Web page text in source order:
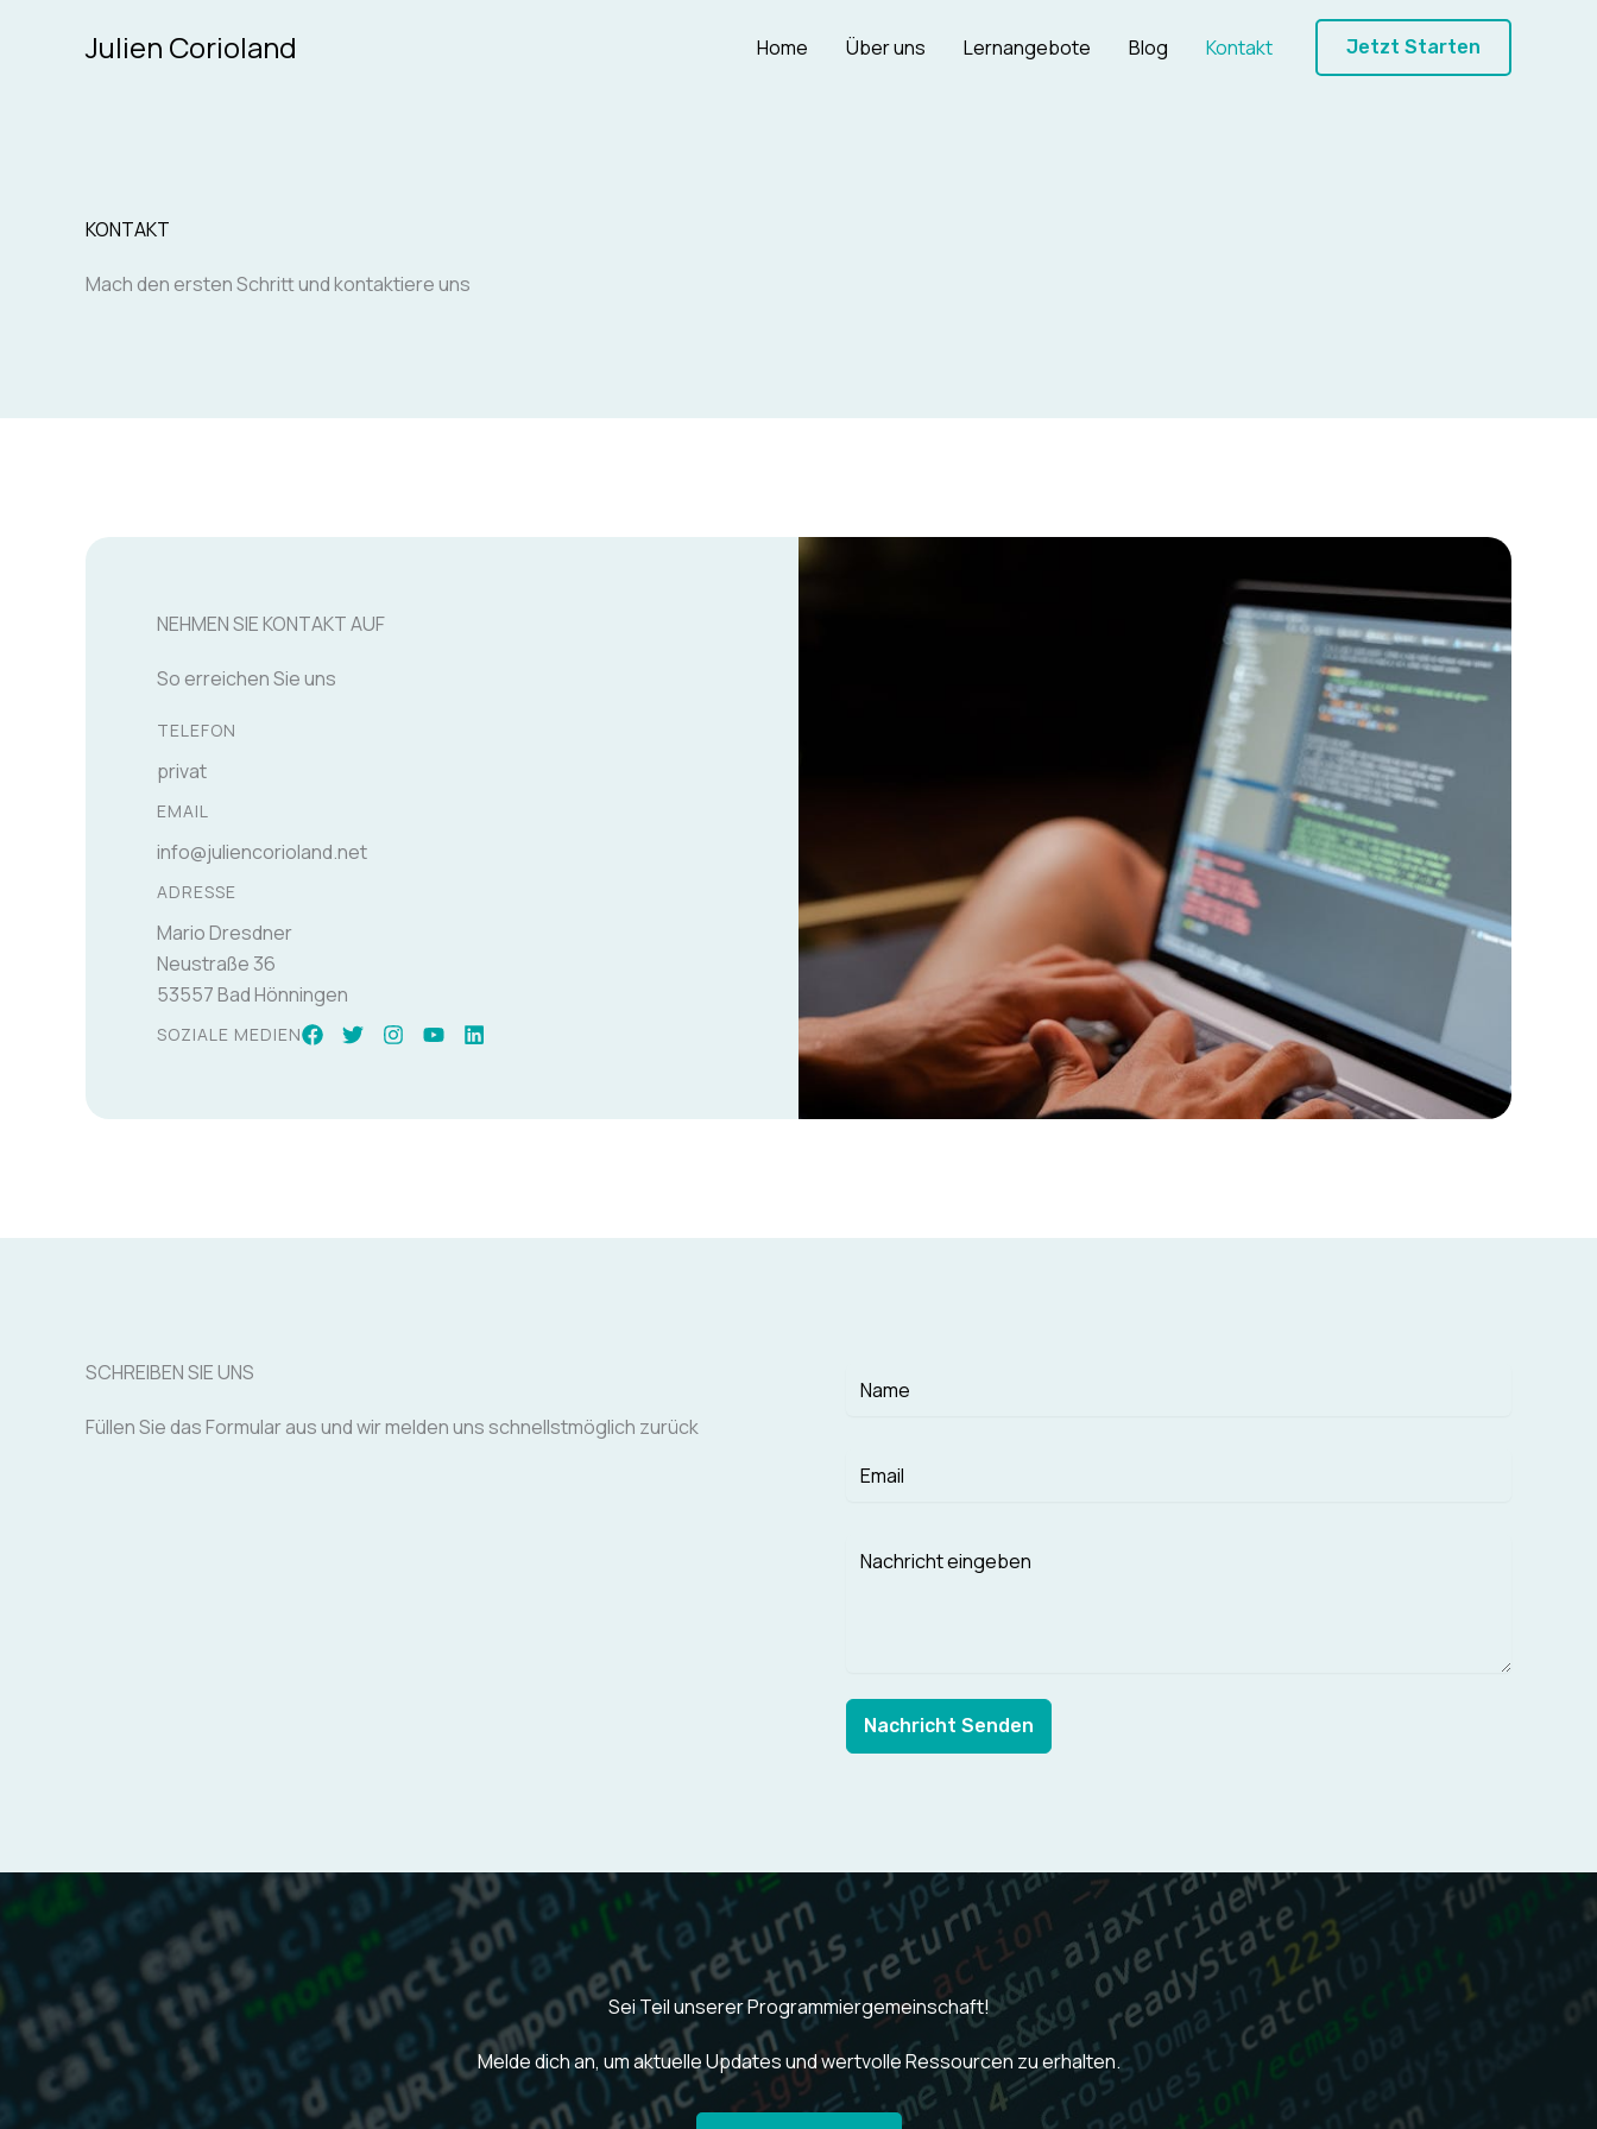
Julien Corioland Home Über uns Lernangebote Blog Kontakt Jetzt Starten
KONTAKT
Mach den ersten Schritt und kontaktiere uns
NEHMEN SIE KONTAKT AUF
So erreichen Sie uns
TELEFON
privat
EMAIL
info@juliencorioland.net
ADRESSE
Mario Dresdner
Neustraße 36
53557 Bad Hönningen
SOZIALE MEDIEN
SCHREIBEN SIE UNS
Füllen Sie das Formular aus und wir melden uns schnellstmöglich zurück
Nachricht Senden
Sei Teil unserer Programmiergemeinschaft!
Melde dich an, um aktuelle Updates und wertvolle Ressourcen zu erhalten.